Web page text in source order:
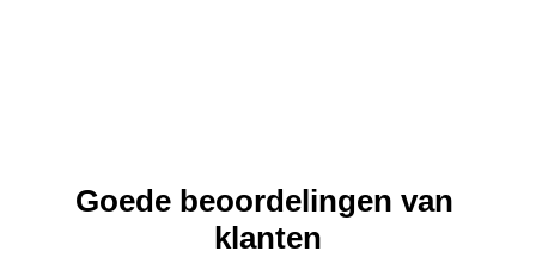
Goede beoordelingen van
klanten